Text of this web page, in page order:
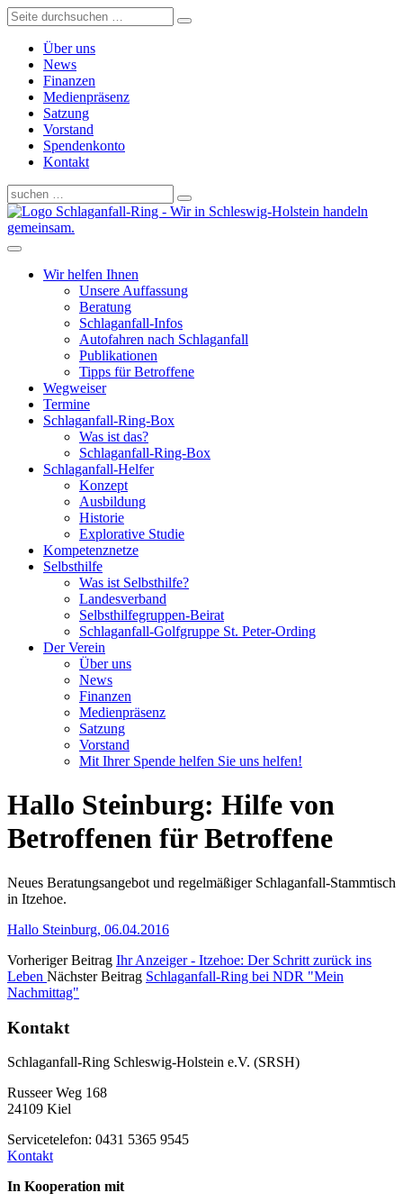
Über uns
News
Finanzen
Medienpräsenz
Satzung
Vorstand
Spendenkonto
Kontakt
Schlaganfall-Ring - Wir in Schleswig-Holstein handeln
gemeinsam.
Wir helfen Ihnen
Unsere Auffassung
Beratung
Schlaganfall-Infos
Autofahren nach Schlaganfall
Publikationen
Tipps für Betroffene
Wegweiser
Termine
Schlaganfall-Ring-Box
Was ist das?
Schlaganfall-Ring-Box
Schlaganfall-Helfer
Konzept
Ausbildung
Historie
Explorative Studie
Kompetenznetze
Selbsthilfe
Was ist Selbsthilfe?
Landesverband
Selbsthilfegruppen-Beirat
Schlaganfall-Golfgruppe St. Peter-Ording
Der Verein
Über uns
News
Finanzen
Medienpräsenz
Satzung
Vorstand
Mit Ihrer Spende helfen Sie uns helfen!
Hallo Steinburg: Hilfe von
Betroffenen für Betroffene
Neues Beratungsangebot und regelmäßiger Schlaganfall-Stammtisch
in Itzehoe.
Hallo Steinburg, 06.04.2016
Vorheriger Beitrag Ihr Anzeiger - Itzehoe: Der Schritt zurück ins
Leben Nächster Beitrag Schlaganfall-Ring bei NDR "Mein
Nachmittag"
Kontakt
Schlaganfall-Ring Schleswig-Holstein e.V. (SRSH)
Russeer Weg 168
24109 Kiel
Servicetelefon: 0431 5365 9545
Kontakt
In Kooperation mit